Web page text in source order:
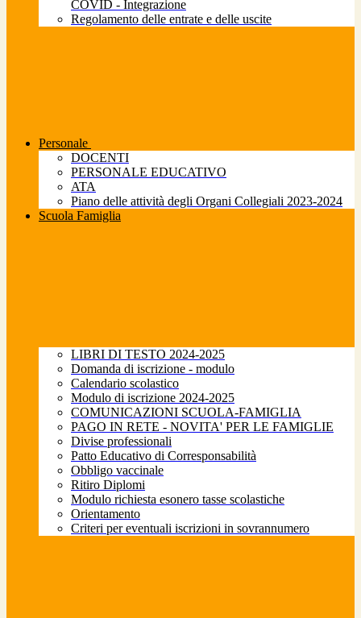
COVID - Integrazione
Regolamento delle entrate e delle uscite
Personale
DOCENTI
PERSONALE EDUCATIVO
ATA
Piano delle attività degli Organi Collegiali 2023-2024
Scuola Famiglia
LIBRI DI TESTO 2024-2025
Domanda di iscrizione - modulo
Calendario scolastico
Modulo di iscrizione 2024-2025
COMUNICAZIONI SCUOLA-FAMIGLIA
PAGO IN RETE - NOVITA' PER LE FAMIGLIE
Divise professionali
Patto Educativo di Corresponsabilità
Obbligo vaccinale
Ritiro Diplomi
Modulo richiesta esonero tasse scolastiche
Orientamento
Criteri per eventuali iscrizioni in sovrannumero